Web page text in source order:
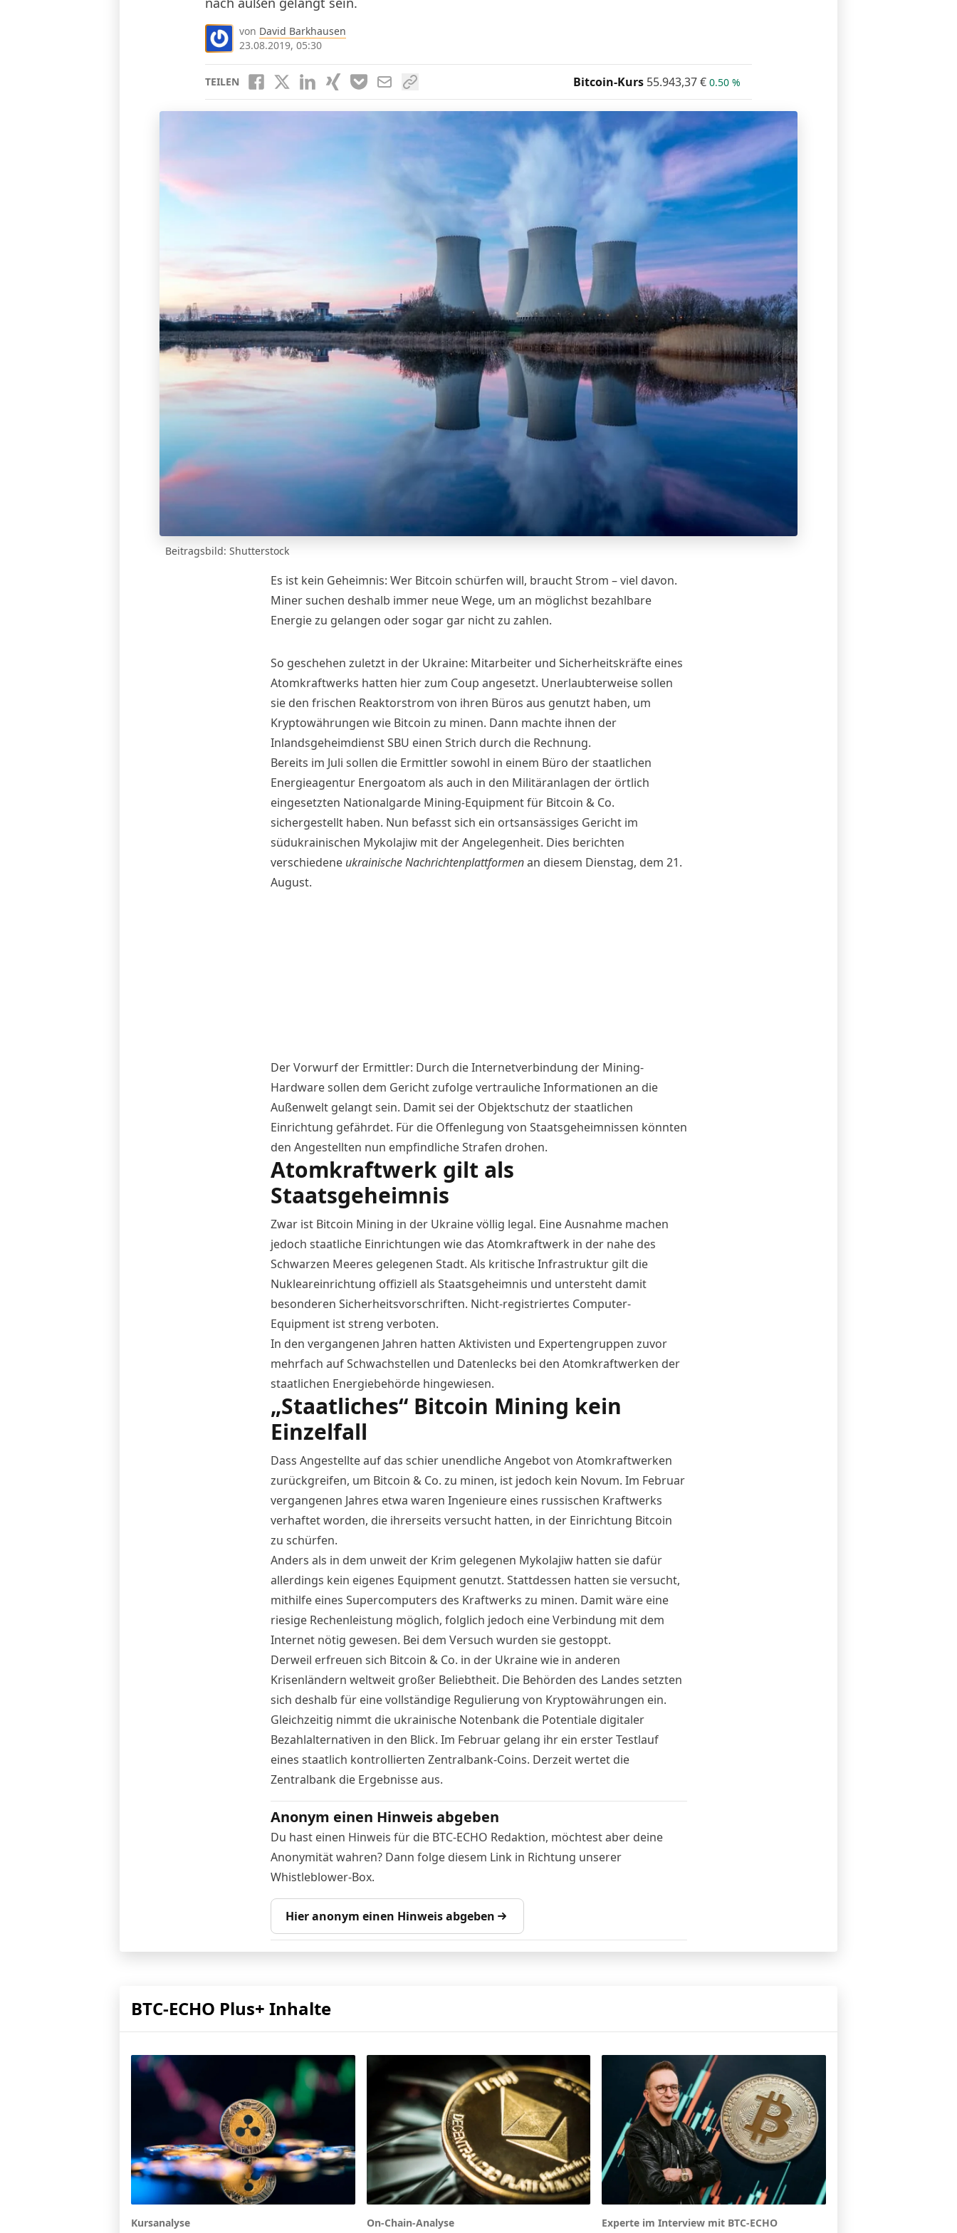
von David Barkhausen
23.08.2019, 05:30
TEILEN Bitcoin-Kurs 55.943,37€ 0.50 %
Beitragsbild: Shutterstock
Es ist kein Geheimnis: Wer Bitcoin schürfen will, braucht Strom –viel davon.
Miner suchen deshalb immer neue Wege, um an möglichst bezahlbare
Energie zu gelangen oder sogar gar nicht zu zahlen.
So geschehen zuletzt in der Ukraine: Mitarbeiter und Sicherheitskräfte eines
Atomkraftwerks hatten hier zum Coup angesetzt. Unerlaubterweise sollen
sie den frischen Reaktorstrom von ihren Büros aus genutzt haben, um
Kryptowährungen wie Bitcoin zu minen. Dann machte ihnen der
Inlandsgeheimdienst SBU einen Strich durch die Rechnung.
Bereits im Juli sollen die Ermittler sowohl in einem Büro der staatlichen
Energieagentur Energoatom als auch in den Militäranlagen der örtlich
eingesetzten Nationalgarde Mining-Equipment für Bitcoin & Co.
sichergestellt haben. Nun befasst sich ein ortsansässiges Gericht im
südukrainischen Mykolajiw mit der Angelegenheit. Dies berichten
verschiedene ukrainische Nachrichtenplattformenan diesem Dienstag, dem 21.
August.
Der Vorwurf der Ermittler: Durch die Internetverbindung der Mining-
Hardware sollen dem Gericht zufolge vertrauliche Informationen an die
Außenwelt gelangt sein. Damit sei der Objektschutz der staatlichen
Einrichtung gefährdet. Für die Offenlegung von Staatsgeheimnissen könnten
den Angestellten nun empfindliche Strafen drohen.
Atomkraftwerk gilt als
Staatsgeheimnis
Zwar ist Bitcoin Mining in der Ukraine völlig legal. Eine Ausnahme machen
jedoch staatliche Einrichtungen wie das Atomkraftwerk in der nahe des
Schwarzen Meeres gelegenen Stadt. Als kritische Infrastruktur gilt die
Nukleareinrichtung offiziell als Staatsgeheimnis und untersteht damit
besonderen Sicherheitsvorschriften. Nicht-registriertes Computer-
Equipment ist streng verboten.
In den vergangenen Jahren hatten Aktivisten und Expertengruppen zuvor
mehrfach auf Schwachstellen und Datenlecks bei den Atomkraftwerken der
staatlichen Energiebehörde hingewiesen.
„Staatliches“ Bitcoin Mining kein
Einzelfall
Dass Angestellte auf das schier unendliche Angebot von Atomkraftwerken
zurückgreifen, um Bitcoin & Co. zu minen, ist jedoch kein Novum. Im Februar
vergangenen Jahres etwa waren Ingenieure eines russischen Kraftwerks
verhaftet worden, die ihrerseits versucht hatten, in der Einrichtung Bitcoin
zu schürfen.
Anders als in dem unweit der Krim gelegenen Mykolajiw hatten sie dafür
allerdings kein eigenes Equipment genutzt. Stattdessen hatten sie versucht,
mithilfe eines Supercomputers des Kraftwerks zu minen. Damit wäre eine
riesige Rechenleistung möglich, folglich jedoch eine Verbindung mit dem
Internet nötig gewesen. Bei dem Versuch wurden sie gestoppt.
Derweil erfreuen sich Bitcoin & Co. in der Ukraine wie in anderen
Krisenländern weltweit großer Beliebtheit. Die Behörden des Landes setzten
sich deshalb für eine vollständige Regulierung von Kryptowährungen ein.
Gleichzeitig nimmt die ukrainische Notenbank die Potentiale digitaler
Bezahlalternativen in den Blick. Im Februar gelang ihr ein erster Testlauf
eines staatlich kontrollierten Zentralbank-Coins. Derzeit wertet die
Zentralbank die Ergebnisse aus.
Anonym einen Hinweis abgeben
Du hast einen Hinweis für die BTC-ECHO Redaktion, möchtest aber deine
Anonymität wahren? Dann folge diesem Link in Richtung unserer
Whistleblower-Box.
Hier anonym einen Hinweis abgeben
BTC-ECHO Plus+ Inhalte
Kursanalyse On-Chain-Analyse Experte im Interview mit BTC-ECHO